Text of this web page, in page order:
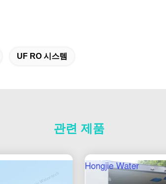
UF RO 시스템
관련 제품